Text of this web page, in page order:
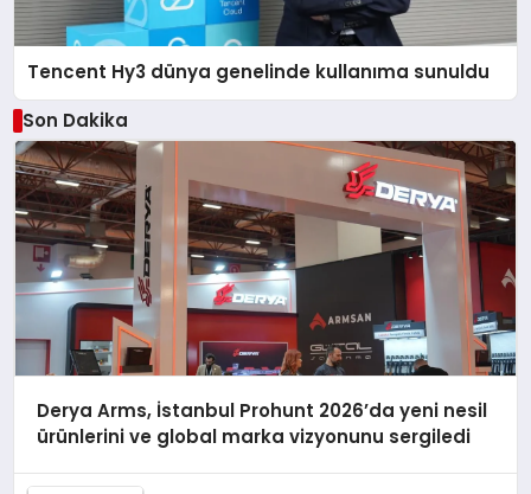
Tencent Hy3 dünya genelinde kullanıma sunuldu
Son Dakika
Derya Arms, İstanbul Prohunt 2026’da yeni nesil
ürünlerini ve global marka vizyonunu sergiledi